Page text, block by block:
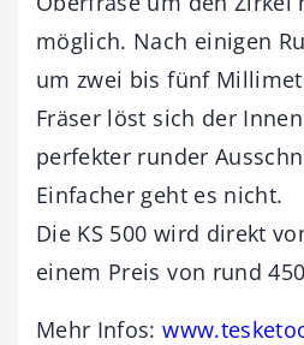
möglich. Nach einigen
um zwei bis fünf
Fräser löst sich der
perfekter runder
Einfacher geht es nicht.
Die KS 500 wird direkt
einem Preis von rund
Mehr Infos: